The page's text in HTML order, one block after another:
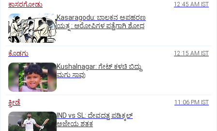
ಕಾಸರಗೋಡು 12:45 AM IST
Kasaragodu: ಬಾಲಕನ ಅಪಹರಣ
ಯತ್ನ : ಆರೋಪಿಗಳ ಪತ್ತೆಗಾಗಿ ಶೋಧ
ಕೊಡಗು 12:15 AM IST
Kushalnagar: ಗೇಟ್ ಕಳಚಿ ಬಿದ್ದು
ಮಗು ಸಾವು
ಕ್ರೀಡೆ 11:06 PM IST
IND vs SL: ದೇವದತ್ತ ಪಡಿಕ್ಕಲ್‌
ಅಜೇಯ ಶತಕ